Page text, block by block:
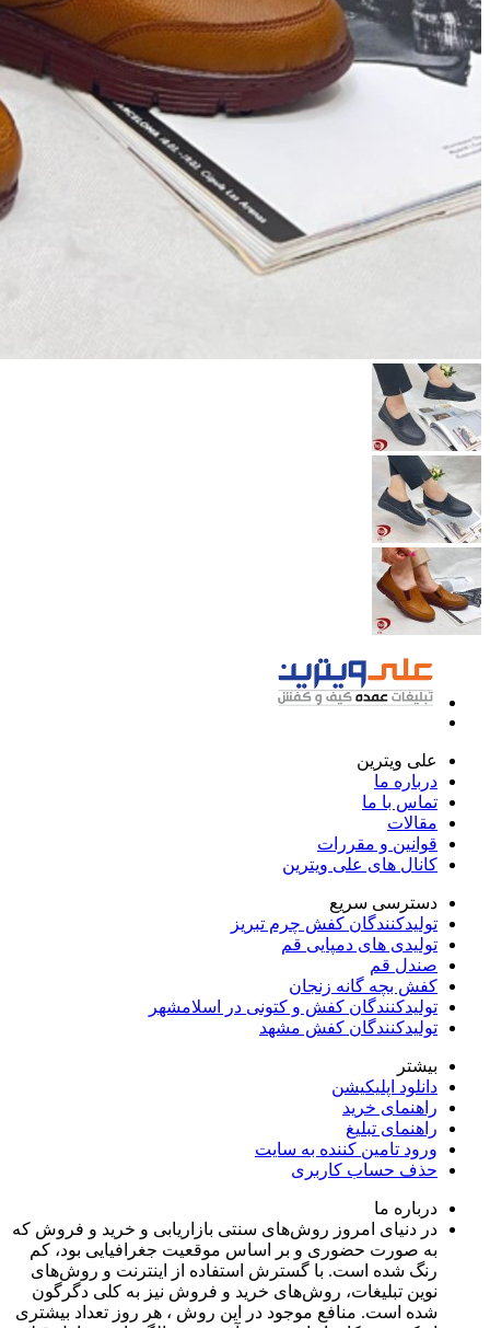
علی ویترین
درباره ما
تماس با ما
مقالات
قوانین و مقررات
کانال های علی ویترین
دسترسی سریع
تولیدکنندگان کفش چرم تبریز
تولیدی های دمپایی قم
صندل قم
کفش بچه گانه زنجان
تولیدکنندگان کفش و کتونی در اسلامشهر
تولیدکنندگان کفش مشهد
بیشتر
دانلود اپلیکیشن
راهنمای خرید
راهنمای تبلیغ
ورود تامین کننده به سایت
حذف حساب کاربری
درباره ما
در دنیای امروز روش‌های سنتی بازاریابی و خرید و فروش که
به صورت حضوری و بر اساس موقعیت جغرافیایی بود، کم
رنگ شده است. با گسترش استفاده از اینترنت و روش‌های
نوین تبلیغات، روش‌های خرید و فروش نیز به کلی دگرگون
شده است. منافع موجود در این روش ، هر روز تعداد بیشتری